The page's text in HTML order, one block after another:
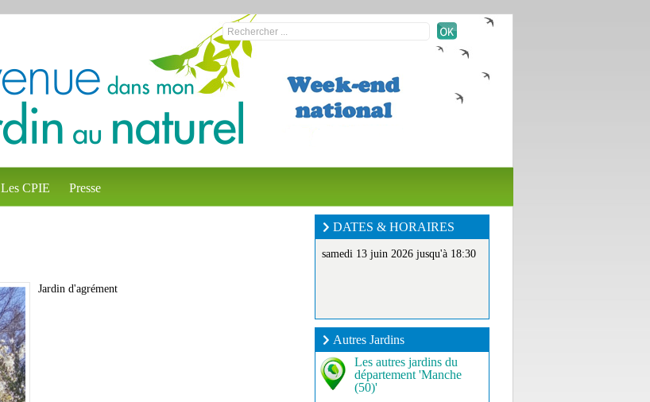
Les CPIE Presse
Jardin d'agrément
DATES & HORAIRES
samedi 13 juin 2026 jusqu'à 18:30
Autres Jardins
Les autres jardins du
département 'Manche
(50)'